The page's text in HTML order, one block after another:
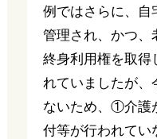
例ではさらに、自
管理され、かつ、
終身利用権を取得
れていましたが、
ないため、①介護
付等が行われてい